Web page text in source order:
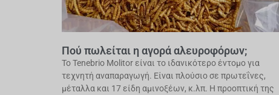
Πού πωλείται η αγορά αλευροφόρων;
Το Tenebrio Molitor είναι το ιδανικότερο έντομο για
τεχνητή αναπαραγωγή. Είναι πλούσιο σε πρωτεΐνες,
μέταλλα και 17 είδη αμινοξέων, κ.λπ. Η προοπτική της